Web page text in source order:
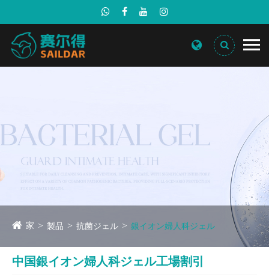
家 製品 抗菌ジェル 銀イオン婦人科ジェル
中国銀イオン婦人科ジェル工場割引